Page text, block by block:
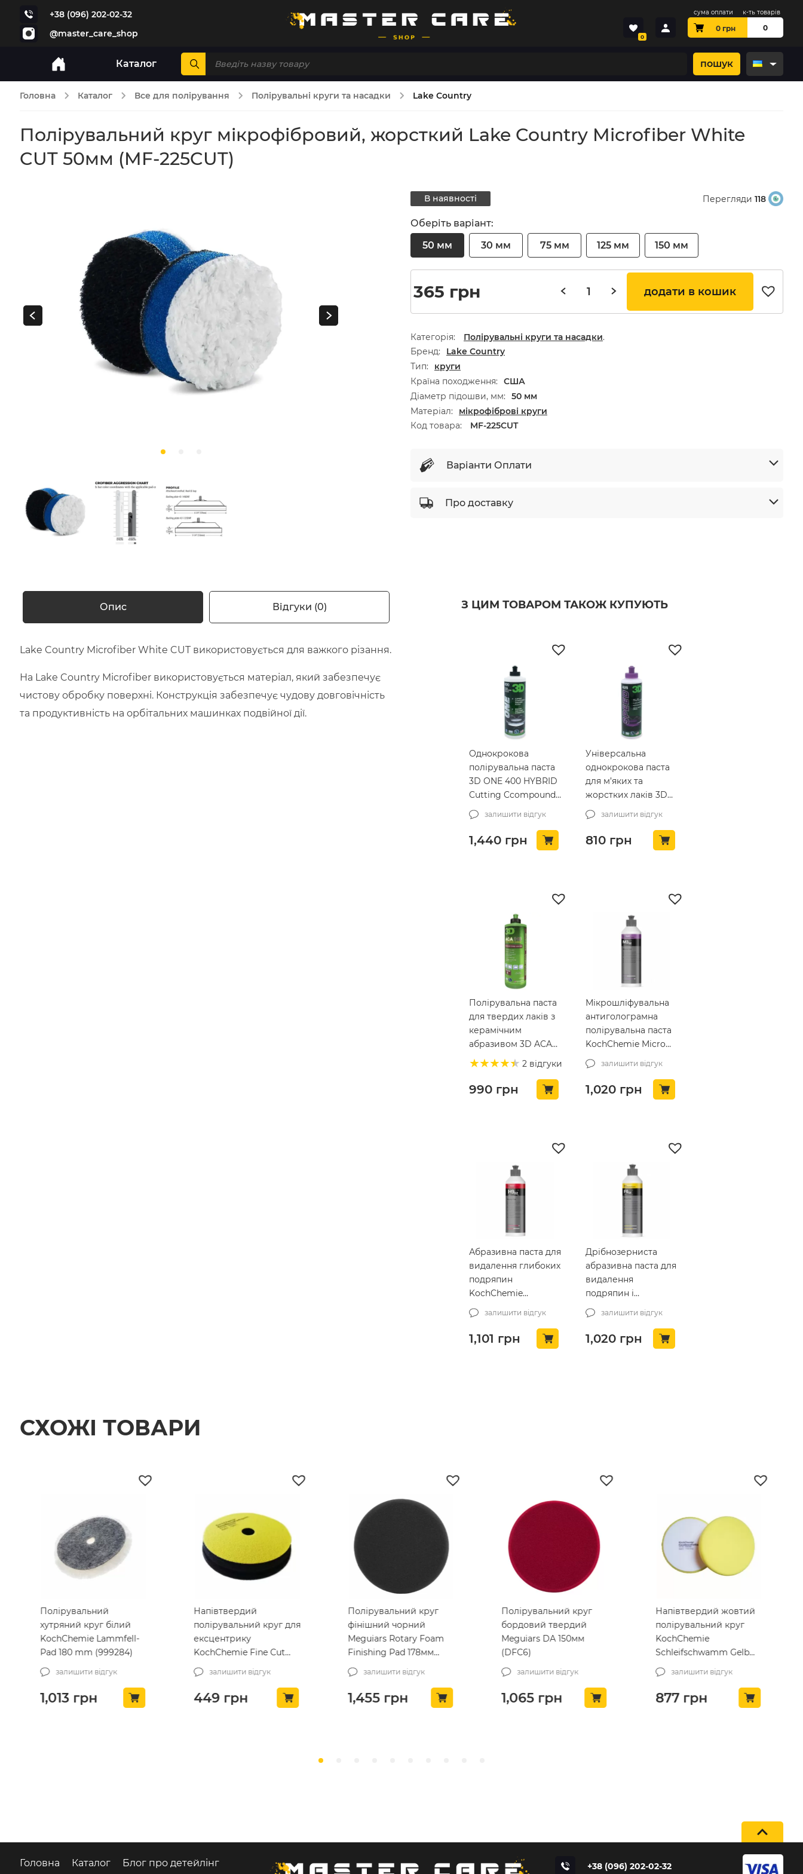
+38 (096) 202-02-32
@master_care_shop
0
сума оплати к-ть товарів
0 грн 0
Каталог пошук
Головна Каталог Все для полірування Полірувальні круги та насадки Lake Country
Полірувальний круг мікрофібровий, жорсткий Lake Country Microfiber White
CUT 50мм (MF-225CUT)
В наявності Перегляди 118
Оберіть варіант:
50 мм
30 мм 75 мм 125 мм 150 мм
365 грн додати в кошик
Категорія: Полірувальні круги та насадки.
Бренд
Lake Country
Тип
круги
Країна походження
США
Діаметр підошви, мм
50 мм
Матеріал
мікрофіброві круги
Код товара:
MF-225CUT
Варіанти Оплати
Про доставку
Опис Відгуки (0)
Lake Country Microfiber White CUT використовується для важкого різання.
На Lake Country Microfiber використовується матеріал, який забезпечує
чистову обробку поверхні. Конструкція забезпечує чудову довговічність
та продуктивність на орбітальних машинках подвійної дії.
З ЦИМ ТОВАРОМ ТАКОЖ КУПУЮТЬ
Однокрокова
полірувальна паста
3D ONE 400 HYBRID
Cutting Ccompound
500 мл (400OZ16)
залишити відгук
1,440 грн
Універсальна
однокрокова паста
для м’яких та
жорстких лаків 3D
HD Speed 425 All-In-
One 240 мл
(425OZ08)
залишити відгук
810 грн
Полірувальна паста
для твердих лаків з
керамічним
абразивом 3D ACA
510 Rubbing
Comound 240мл
(510OZ16)
2 відгуки
990 грн
Мікрошліфувальна
антиголограмна
полірувальна паста
KochChemie Micro
Cut M3.02, 250 мл
(403250)
залишити відгук
1,020 грн
Абразивна паста для
видалення глибоких
подряпин
KochChemie
HeavyCut H9.02, 250
мл (458250)
залишити відгук
1,101 грн
Дрібнозерниста
абразивна паста для
видалення
подряпин і
полірування авто
KochChemie Fine Cut
F6.01, 250 мл
(405250)
залишити відгук
1,020 грн
СХОЖІ ТОВАРИ
Напівтвердий
полірувальний круг для
ексцентрику
KochChemie Fine Cut
Pad 76 x 23 mm (999580)
залишити відгук
449грн
Полірувальний круг
фінішний чорний
Meguiars Rotary Foam
Finishing Pad 178мм
(WRFF7)
залишити відгук
1,455грн
Полірувальний круг
бордовий твердий
Meguiars DA 150мм
(DFC6)
залишити відгук
1,065 грн
Напівтвердий жовтий
полірувальний круг
KochChemie
Schleifschwamm Gelb
mittelhart 160*30
(999044)
залишити відгук
877грн
Набір жорстких кругів
для поліровки Meguiar’s
Da Compound Power
Pads 2 шт (G3507INT)
залишити відгук
1,500грн
Головна Каталог Блог про детейлінг +38 (096) 202-02-32